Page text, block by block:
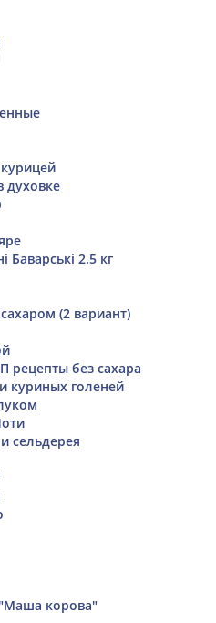
духовке
Баварські 2.5 кг
(2 вариант)
рецепты без сахара
куриных голеней
сельдерея
корова"